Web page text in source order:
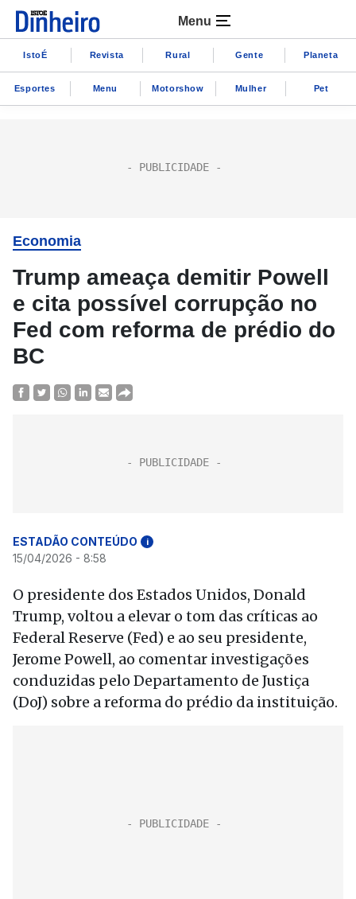
Menu
IstoÉ Revista Rural Gente Planeta
Esportes Menu Motorshow Mulher Pet
Economia
Trump ameaça demitir Powell
e cita possível corrupção no
Fed com reforma de prédio do
BC
ESTADÃO CONTEÚDO i
15/04/2026 - 8:58
O presidente dos Estados Unidos, Donald
Trump, voltou a elevar o tom das críticas ao
Federal Reserve (Fed) e ao seu presidente,
Jerome Powell, ao comentar investigações
conduzidas pelo Departamento de Justiça
(DoJ) sobre a reforma do prédio da instituição.